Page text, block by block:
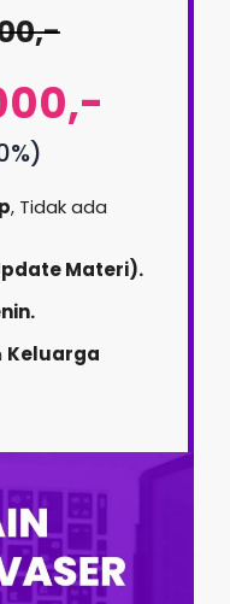
, Tidak ada
Materi).
.
Keluarga